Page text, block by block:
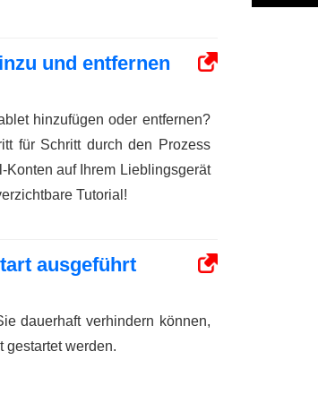
und entfernen
hinzufügen oder entfernen?
für Schritt durch den Prozess
Konten auf Ihrem Lieblingsgerät
Tutorial!
ausgeführt
dauerhaft verhindern können,
gestartet werden.